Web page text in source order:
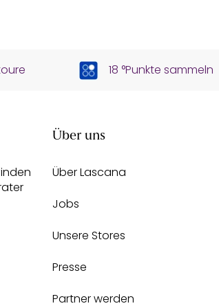
18 °Punkte sammeln
Über uns
Über Lascana
Jobs
Unsere Stores
Presse
Partner werden